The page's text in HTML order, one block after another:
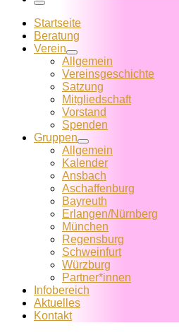
Menü
Startseite
Beratung
Verein
Allgemein
Vereins­geschichte
Satzung
Mitglied­schaft
Vorstand
Spenden
Gruppen
Allgemein
Kalender
Ansbach
Aschaffenburg
Bayreuth
Erlangen/Nürnberg
München
Regensburg
Schweinfurt
Würzburg
Partner*innen
Infobereich
Aktuelles
Kontakt